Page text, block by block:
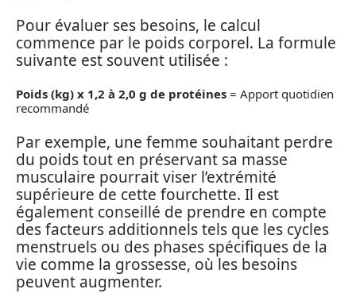
Pour évaluer ses besoins, le calcul
commence par le poids corporel. La formule
suivante est souvent utilisée :
Poids (kg) x 1,2 à 2,0 g de protéines = Apport quotidien
recommandé
Par exemple, une femme souhaitant perdre
du poids tout en préservant sa masse
musculaire pourrait viser l’extrémité
supérieure de cette fourchette. Il est
également conseillé de prendre en compte
des facteurs additionnels tels que les cycles
menstruels ou des phases spécifiques de la
vie comme la grossesse, où les besoins
peuvent augmenter.